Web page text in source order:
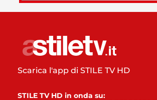
Scarica l'app di STILE TV HD
STILE TV HD in onda su: